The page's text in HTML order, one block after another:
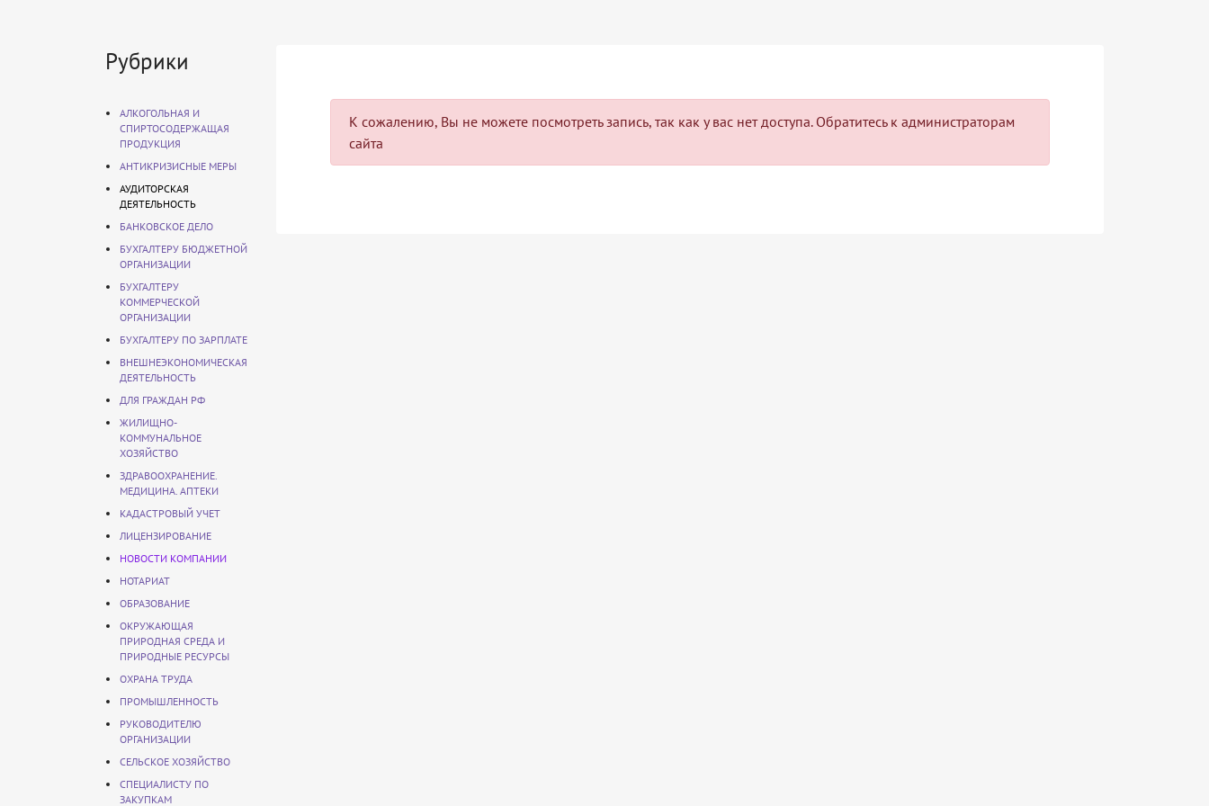
Рубрики
АЛКОГОЛЬНАЯ И
СПИРТОСОДЕРЖАЩАЯ
ПРОДУКЦИЯ
АНТИКРИЗИСНЫЕ МЕРЫ
АУДИТОРСКАЯ
ДЕЯТЕЛЬНОСТЬ
БАНКОВСКОЕ ДЕЛО
БУХГАЛТЕРУ БЮДЖЕТНОЙ
ОРГАНИЗАЦИИ
БУХГАЛТЕРУ
КОММЕРЧЕСКОЙ
ОРГАНИЗАЦИИ
БУХГАЛТЕРУ ПО ЗАРПЛАТЕ
ВНЕШНЕЭКОНОМИЧЕСКАЯ
ДЕЯТЕЛЬНОСТЬ
ДЛЯ ГРАЖДАН РФ
ЖИЛИЩНО-
КОММУНАЛЬНОЕ
ХОЗЯЙСТВО
ЗДРАВООХРАНЕНИЕ.
МЕДИЦИНА. АПТЕКИ
КАДАСТРОВЫЙ УЧЕТ
ЛИЦЕНЗИРОВАНИЕ
НОВОСТИ КОМПАНИИ
НОТАРИАТ
ОБРАЗОВАНИЕ
ОКРУЖАЮЩАЯ
ПРИРОДНАЯ СРЕДА И
ПРИРОДНЫЕ РЕСУРСЫ
ОХРАНА ТРУДА
ПРОМЫШЛЕННОСТЬ
РУКОВОДИТЕЛЮ
ОРГАНИЗАЦИИ
СЕЛЬСКОЕ ХОЗЯЙСТВО
СПЕЦИАЛИСТУ ПО
ЗАКУПКАМ
К сожалению, Вы не можете посмотреть запись, так как у вас нет доступа. Обратитесь к администраторам
сайта